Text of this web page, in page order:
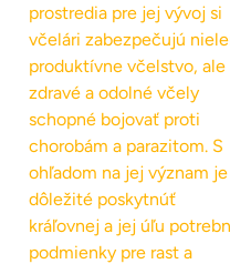
prostredia pre jej vývoj si
včelári zabezpečujú
produktívne včelstvo, ale
zdravé a odolné včely
schopné bojovať proti
chorobám a parazitom. S
ohľadom na jej význam je
dôležité poskytnúť
kráľovnej a jej úľu
podmienky pre rast a